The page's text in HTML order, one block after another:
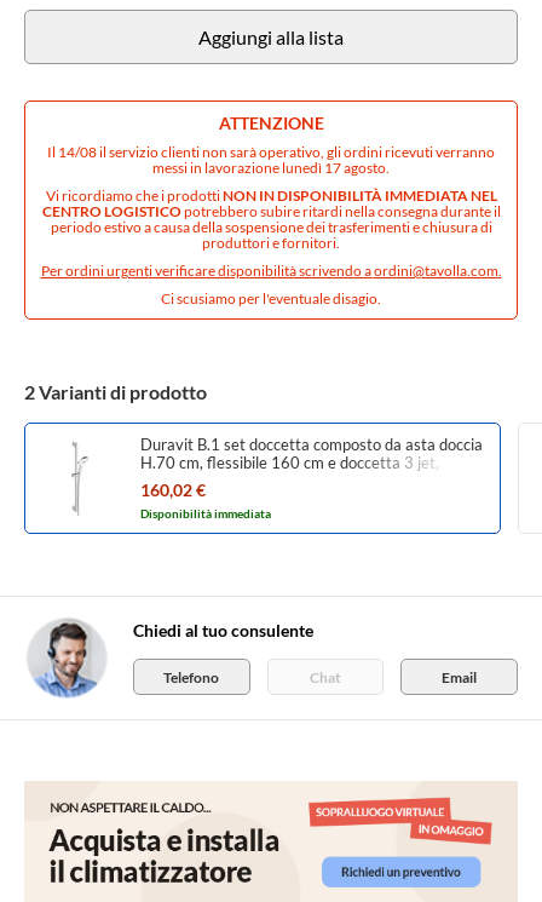
Aggiungi alla lista
ATTENZIONE
Il 14/08 il servizio clienti non sarà operativo, gli ordini ricevuti verranno
messi in lavorazione lunedì 17 agosto.
Vi ricordiamo che i prodottiNON IN DISPONIBILITÀ IMMEDIATA NEL
CENTRO LOGISTICOpotrebbero subire ritardi nella consegna durante il
periodo estivo a causa della sospensione dei trasferimenti e chiusura di
produttori e fornitori.
Per ordini urgenti verificare disponibilità scrivendo aordini@tavolla.com.
Ci scusiamo per l'eventuale disagio.
2 Varianti di prodotto
Duravit B.1 set doccetta composto da asta doccia
H.70 cm, flessibile 160 cm e doccetta 3 jet,
finitura cromo UV0680003010
160,02 €
Disponibilità immediata
Chiedi al tuo consulente
Telefono Chat Email